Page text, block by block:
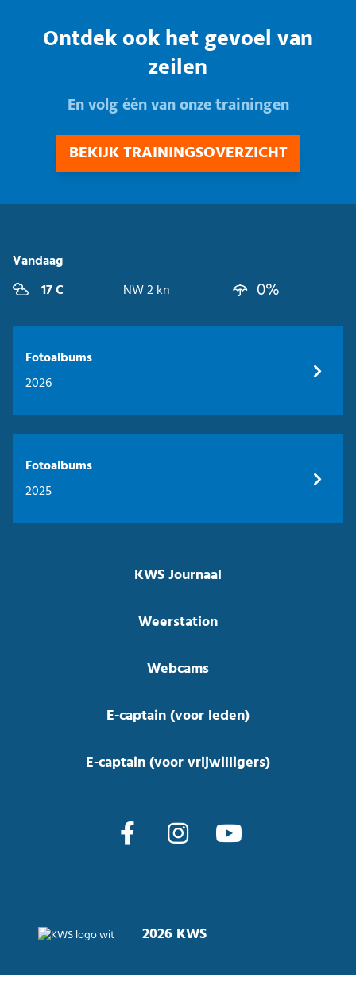
Ontdek ook het gevoel van
zeilen
En volg één van onze trainingen
BEKIJK TRAININGSOVERZICHT
Vandaag
17 C
NW 2 kn 0%
Fotoalbums
2026
Fotoalbums
2025
KWS Journaal
Weerstation
Webcams
E-captain (voor leden)
E-captain (voor vrijwilligers)
2026 KWS